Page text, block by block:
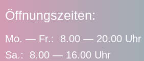
Öffnungszeiten:
Mo. — Fr.: 8.00 — 20.00 Uhr
Sa.: 8.00 — 16.00 Uhr